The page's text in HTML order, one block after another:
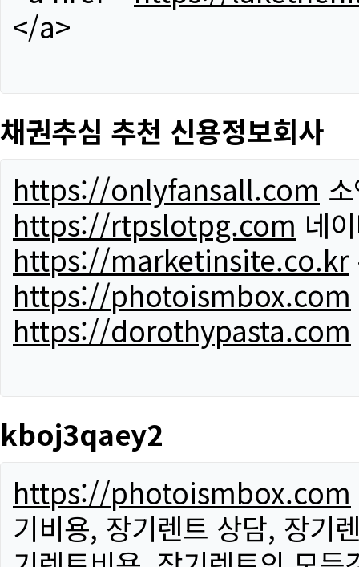
</a>
채권추심 추천 신용정보회사
https://onlyfansall.com
https://rtpslotpg.com 네
https://marketinsite.co.kr
https://photoismbox.com
https://dorothypasta.com
kboj3qaey2
https://photoismbox.com
기비용, 장기렌트 상담, 장기